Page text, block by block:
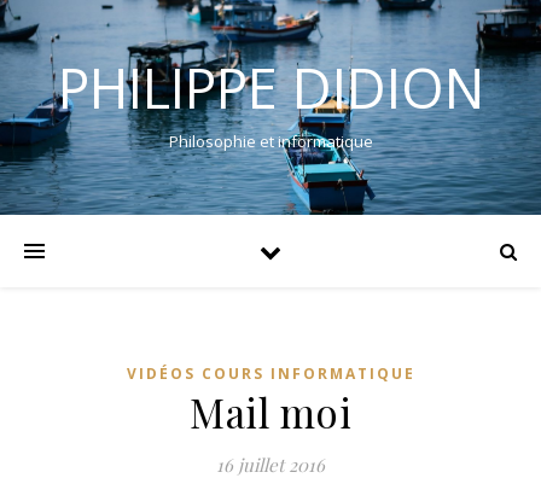
PHILIPPE DIDION
Philosophie et informatique
VIDÉOS COURS INFORMATIQUE
Mail moi
16 juillet 2016